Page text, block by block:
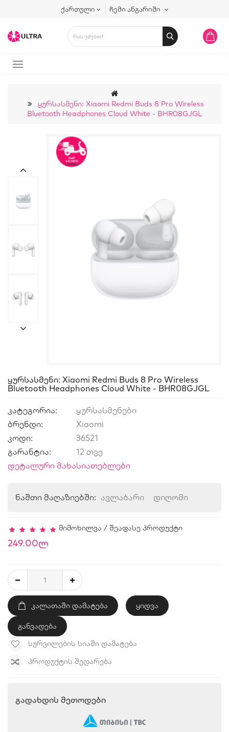
ქართული ჩემი ანგარიში
Ყურსასმენი: Xiaomi Redmi Buds 8 Pro Wireless
Bluetooth Headphones Cloud White - BHR08GJGL
Ყურსასმენი: Xiaomi Redmi Buds 8 Pro Wireless
Bluetooth Headphones Cloud White - BHR08GJGL
კატეგორია:
ყურსასმენები
ბრენდი:
Xiaomi
კოდი:
36521
გარანტია:
12 თვე
დეტალური მახასიათებლები
ნაშთი მაღაზიებში: ავლაბარი დიღომი
მიმოხილვა / შეაფასე პროდუქტი
249.00ლ
ᲙᲐᲚᲐᲗᲐᲨᲘ ᲓᲐᲛᲐᲢᲔᲑᲐ ყიდვა
განვადება
ᲡᲣᲠᲕᲘᲚᲔᲑᲘᲡ ᲡᲘᲐᲨᲘ ᲓᲐᲛᲐᲢᲔᲑᲐ
ᲞᲠᲝᲓᲣᲥᲢᲘᲡ ᲨᲔᲓᲐᲠᲔᲑᲐ
Გადახდის Მეთოდები